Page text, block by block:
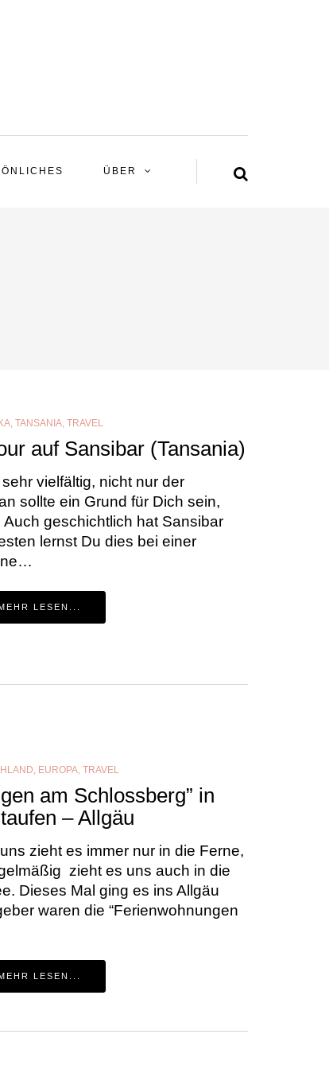
ÜBER
, TANSANIA, TRAVEL
auf Sansibar (Tansania)
vielfältig, nicht nur der
sollte ein Grund für Dich sein,
geschichtlich hat Sansibar
lernst Du dies bei einer
LESEN...
, EUROPA, TRAVEL
am Schlossberg” in
– Allgäu
zieht es immer nur in die Ferne,
zieht es uns auch in die
Dieses Mal ging es ins Allgäu
waren die “Ferienwohnungen
LESEN...